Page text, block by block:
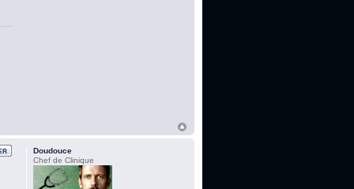
Doudouce
Chef de Clinique